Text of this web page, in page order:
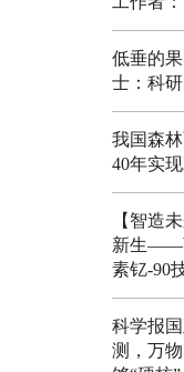
低垂的
士：科
我国森
40年实
【智造
新生——
素钇-90
科学报
测，万